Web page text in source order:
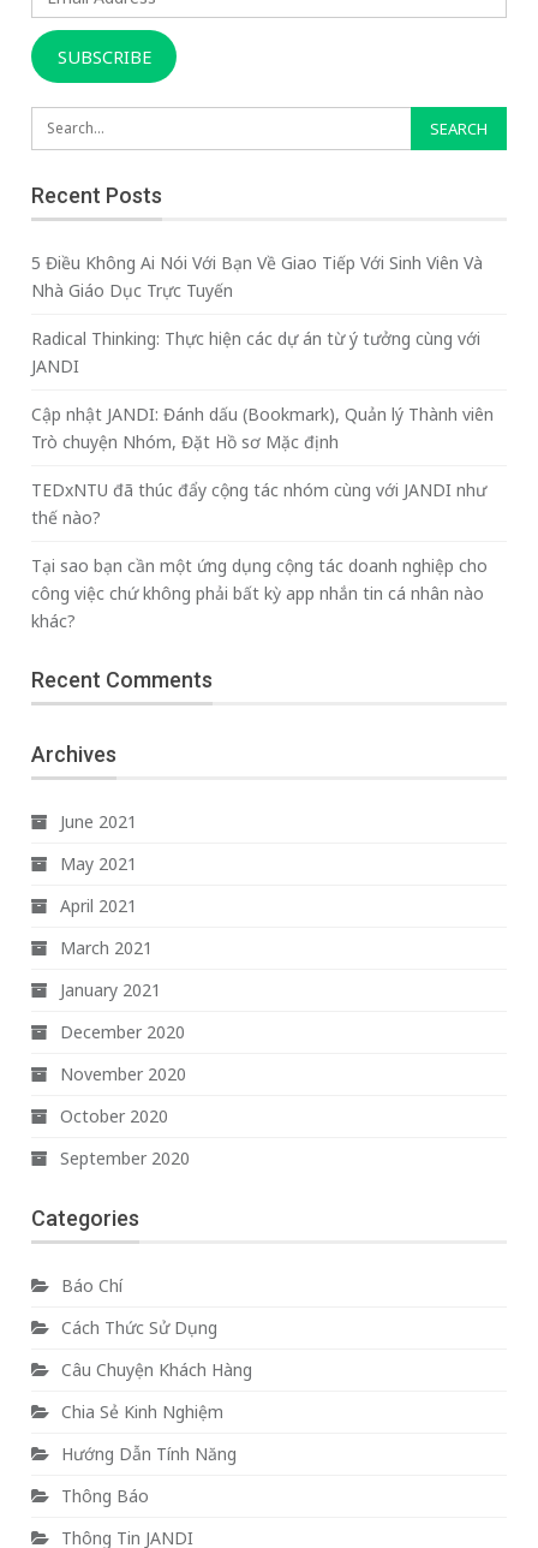
Address
SUBSCRIBE
Recent Posts
5 Điều Không Ai Nói Với Bạn Về Giao Tiếp Với Sinh Viên Và
Nhà Giáo Dục Trực Tuyến
Radical Thinking: Thực hiện các dự án từ ý tưởng cùng với
JANDI
Cập nhật JANDI: Đánh dấu (Bookmark), Quản lý Thành viên
Trò chuyện Nhóm, Đặt Hồ sơ Mặc định
TEDxNTU đã thúc đẩy cộng tác nhóm cùng với JANDI như
thế nào?
Tại sao bạn cần một ứng dụng cộng tác doanh nghiệp cho
công việc chứ không phải bất kỳ app nhắn tin cá nhân nào
khác?
Recent Comments
Archives
June 2021
May 2021
April 2021
March 2021
January 2021
December 2020
November 2020
October 2020
September 2020
Categories
Báo Chí
Cách Thức Sử Dụng
Câu Chuyện Khách Hàng
Chia Sẻ Kinh Nghiệm
Hướng Dẫn Tính Năng
Thông Báo
Thông Tin JANDI